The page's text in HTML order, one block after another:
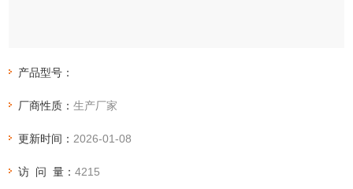
产品型号：
厂商性质：生产厂家
更新时间： 2026-01-08
访 问 量：4215